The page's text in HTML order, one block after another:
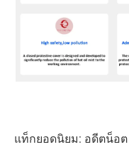
แท็กยอดนิยม: อดีตน็อต